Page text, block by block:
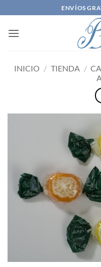
al
contenido
ENVÍOS
INICIO / TIENDA /